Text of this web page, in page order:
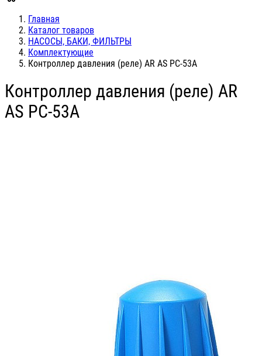
Главная
Каталог товаров
НАСОСЫ, БАКИ, ФИЛЬТРЫ
Комплектующие
Контроллер давления (реле) AR AS PC-53А
Контроллер давления (реле) AR
AS PC-53А